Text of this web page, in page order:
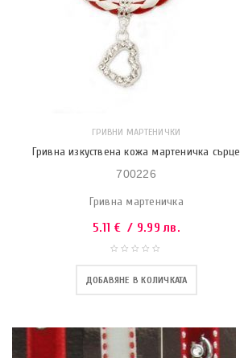
ГРИВНИ МАРТЕНИЧКИ
Гривна изкуствена кожа мартеничка сърце
700226
Гривна мартеничка
5.11 € / 9.99 лв.
ДОБАВЯНЕ В КОЛИЧКАТА